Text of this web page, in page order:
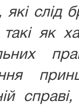
які слід
як